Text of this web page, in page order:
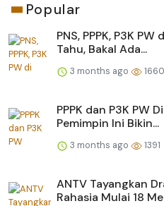
Popular
PNS, PPPK, P3K
Tahu, Bakal Ada...
3 months ago 1660
PPPK dan P3K PW
Pemimpin Ini Bikin...
3 months ago 1391
ANTV Tayangkan
Rahasia Mulai 18